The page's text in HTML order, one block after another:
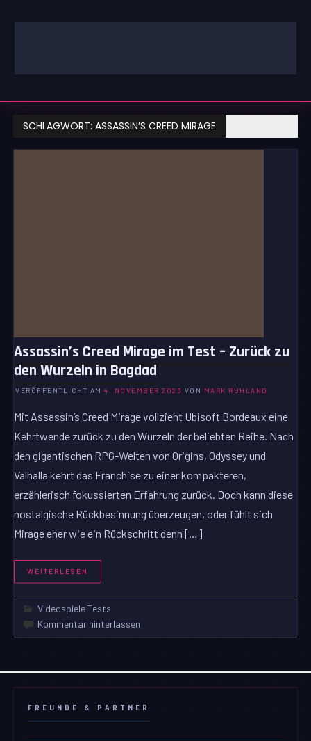
Inhalt
SCHLAGWORT:ASSASSIN’S CREED MIRAGE
Assassin’s Creed Mirage im Test – Zurück zu
den Wurzeln in Bagdad
VERÖFFENTLICHT AM4. NOVEMBER 2023 VON MARK RUHLAND
Mit Assassin’s Creed Mirage vollzieht Ubisoft Bordeaux eine
Kehrtwende zurück zu den Wurzeln der beliebten Reihe. Nach
den gigantischen RPG-Welten von Origins, Odyssey und
Valhalla kehrt das Franchise zu einer kompakteren,
erzählerisch fokussierten Erfahrung zurück. Doch kann diese
nostalgische Rückbesinnung überzeugen, oder fühlt sich
Mirage eher wie ein Rückschritt denn […]
WEITERLESEN
Videospiele Tests
Kommentar hinterlassen
FREUNDE & PARTNER